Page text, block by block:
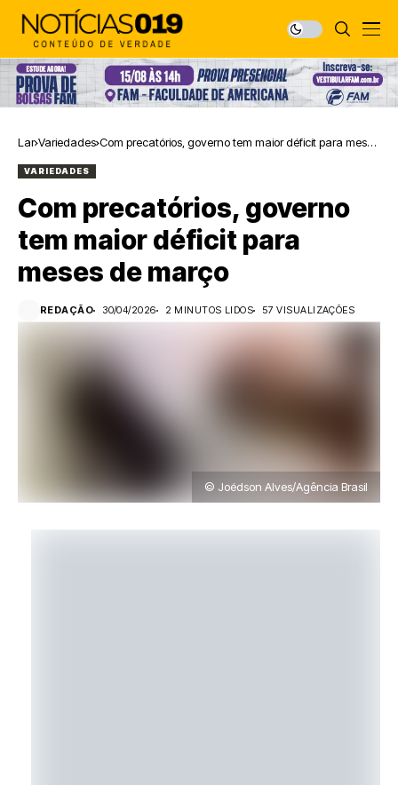
Lar Variedades Com precatórios, governo tem maior déficit para meses
VARIEDADES
Com precatórios, governo
tem maior déficit para
meses de março
REDAÇÃO 30/04/2026 2 MINUTOS LIDOS 57 VISUALIZAÇÕES
© Joédson Alves/Agência Brasil